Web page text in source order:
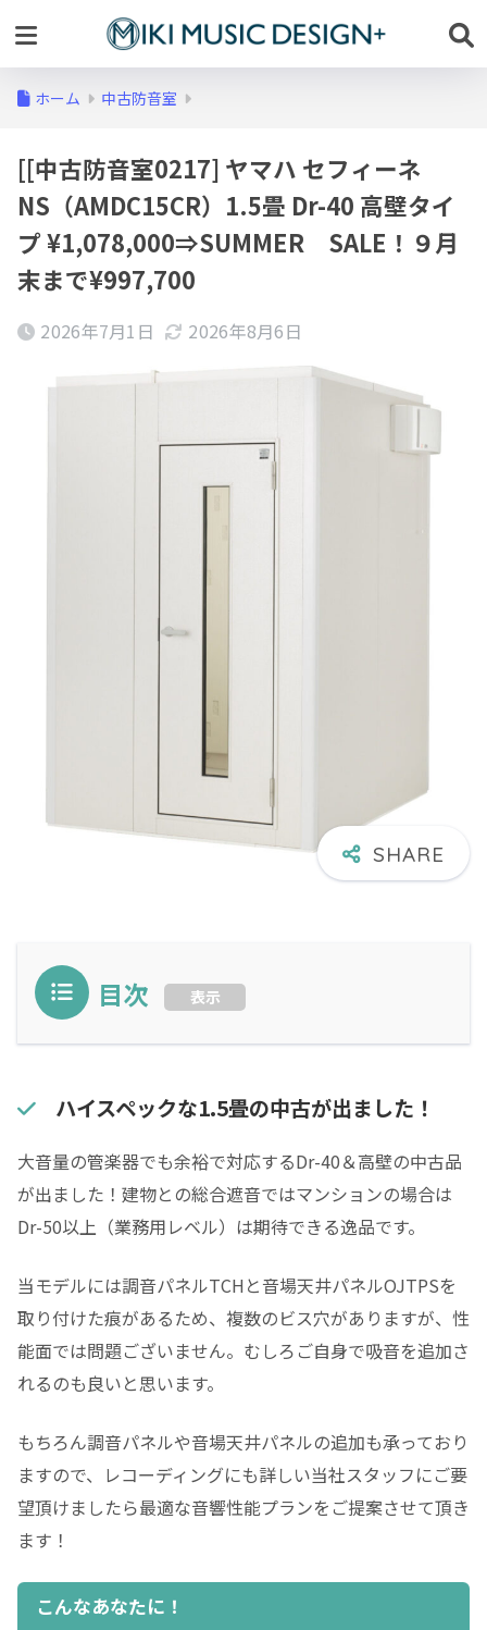
ホーム 中古防音室
[[中古防音室0217] ヤマハ セフィーネ
NS（AMDC15CR）1.5畳 Dr-40 高壁タイ
プ ¥1,078,000⇒SUMMER SALE！９月
末まで¥997,700
2026年7月1日 2026年8月6日
目次 表示
ハイスペックな1.5畳の中古が出ました！
大音量の管楽器でも余裕で対応するDr-40＆高壁の中古品
が出ました！建物との総合遮音ではマンションの場合は
Dr-50以上（業務用レベル）は期待できる逸品です。
当モデルには調音パネルTCHと音場天井パネルOJTPSを
取り付けた痕があるため、複数のビス穴がありますが、性
能面では問題ございません。むしろご自身で吸音を追加さ
れるのも良いと思います。
もちろん調音パネルや音場天井パネルの追加も承っており
ますので、レコーディングにも詳しい当社スタッフにご要
望頂けましたら最適な音響性能プランをご提案させて頂き
ます！
こんなあなたに！